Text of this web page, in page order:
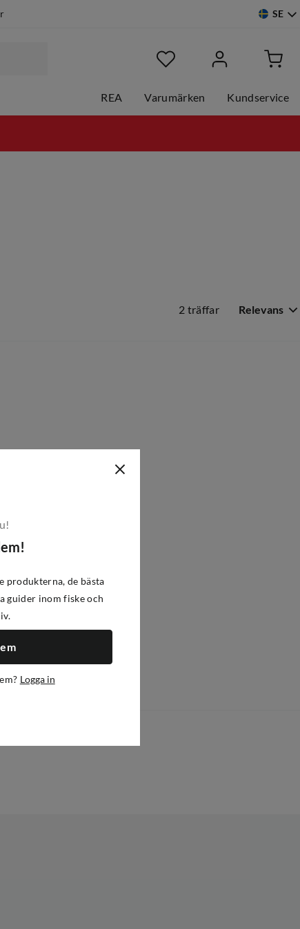
SE
REA Varumärken Kundservice
2 träffar Relevans
produkterna, de bästa
guider inom fiske och
Logga in